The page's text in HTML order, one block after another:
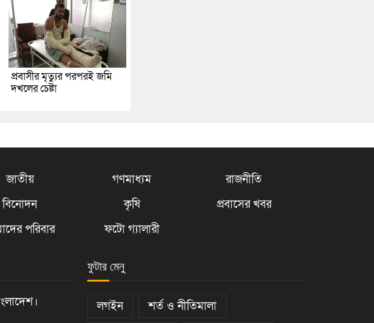
প্রবাসীর মৃত্যুর পরপরই জমি
দখলের চেষ্টা
জাতীয় গণমাধ্যম
রাজনীতি
বিনোদন কৃষি
প্রবাসের খবর
পরিবার ফটো গ্যালারী
ফুটার মেনু
লগইন শর্ত ও নীতিমালা